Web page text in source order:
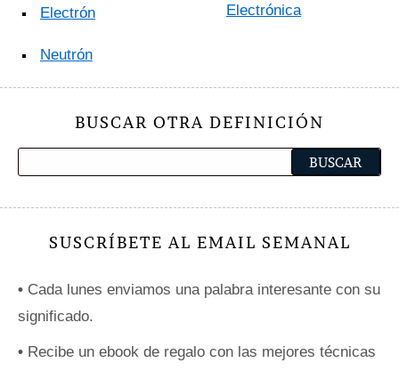
Electrón
Neutrón
Electrónica
BUSCAR OTRA DEFINICIÓN
SUSCRÍBETE AL EMAIL SEMANAL
• Cada lunes enviamos una palabra interesante con su
significado.
• Recibe un ebook de regalo con las mejores técnicas